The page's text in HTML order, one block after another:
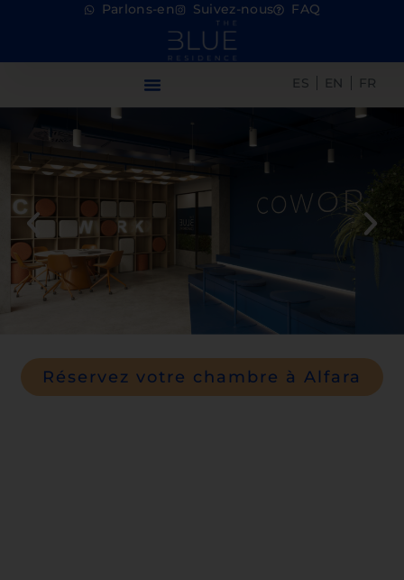
Parlons-en Suivez-nous FAQ
ES EN FR
Réservez votre chambre à Alfara